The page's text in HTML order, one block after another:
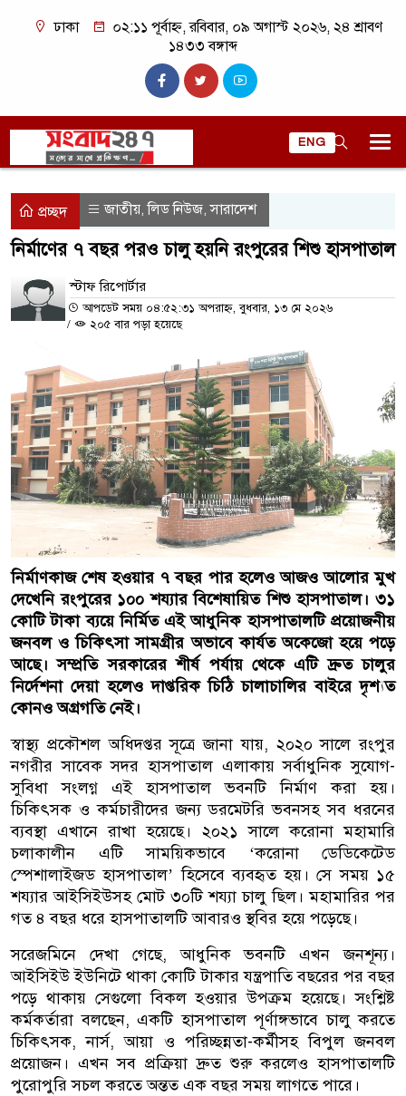
ঢাকা
০২:১১ পূর্বাহ্ন, রবিবার, ০৯ অগাস্ট ২০২৬, ২৪ শ্রাবণ
১৪৩৩ বঙ্গাব্দ
ENG
প্রচ্ছদ জাতীয়,লিড নিউজ,সারাদেশ
নির্মাণের ৭ বছর পরও চালু হয়নি রংপুরের শিশু হাসপাতাল
স্টাফ রিপোর্টার
আপডেট সময় ০৪:৫২:৩১ অপরাহ্ন, বুধবার, ১৩ মে ২০২৬
/
২০৫ বার পড়া হয়েছে
নির্মাণকাজ শেষ হওয়ার ৭ বছর পার হলেও আজও আলোর মুখ
দেখেনি রংপুরের ১০০ শয্যার বিশেষায়িত শিশু হাসপাতাল। ৩১
কোটি টাকা ব্যয়ে নির্মিত এই আধুনিক হাসপাতালটি প্রয়োজনীয়
জনবল ও চিকিৎসা সামগ্রীর অভাবে কার্যত অকেজো হয়ে পড়ে
আছে। সম্প্রতি সরকারের শীর্ষ পর্যায় থেকে এটি দ্রুত চালুর
নির্দেশনা দেয়া হলেও দাপ্তরিক চিঠি চালাচালির বাইরে দৃশ্যত
কোনও অগ্রগতি নেই।
স্বাস্থ্য প্রকৌশল অধিদপ্তর সূত্রে জানা যায়, ২০২০ সালে রংপুর
নগরীর সাবেক সদর হাসপাতাল এলাকায় সর্বাধুনিক সুযোগ-
সুবিধা সংলগ্ন এই হাসপাতাল ভবনটি নির্মাণ করা হয়।
চিকিৎসক ও কর্মচারীদের জন্য ডরমেটরি ভবনসহ সব ধরনের
ব্যবস্থা এখানে রাখা হয়েছে। ২০২১ সালে করোনা মহামারি
চলাকালীন এটি সাময়িকভাবে ‘করোনা ডেডিকেটেড
স্পেশালাইজড হাসপাতাল’ হিসেবে ব্যবহৃত হয়। সে সময় ১৫
শয্যার আইসিইউসহ মোট ৩০টি শয্যা চালু ছিল। মহামারির পর
গত ৪ বছর ধরে হাসপাতালটি আবারও স্থবির হয়ে পড়েছে।
সরেজমিনে দেখা গেছে, আধুনিক ভবনটি এখন জনশূন্য।
আইসিইউ ইউনিটে থাকা কোটি টাকার যন্ত্রপাতি বছরের পর বছর
পড়ে থাকায় সেগুলো বিকল হওয়ার উপক্রম হয়েছে। সংশ্লিষ্ট
কর্মকর্তারা বলছেন, একটি হাসপাতাল পূর্ণাঙ্গভাবে চালু করতে
চিকিৎসক, নার্স, আয়া ও পরিচ্ছন্নতা-কর্মীসহ বিপুল জনবল
প্রয়োজন। এখন সব প্রক্রিয়া দ্রুত শুরু করলেও হাসপাতালটি
পুরোপুরি সচল করতে অন্তত এক বছর সময় লাগতে পারে।